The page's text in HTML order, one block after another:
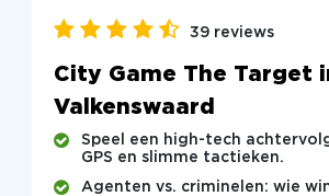
39 reviews
City Game The Target
Valkenswaard
Speel een high-tech
GPS en slimme tactieken.
Agenten vs. criminelen: wie